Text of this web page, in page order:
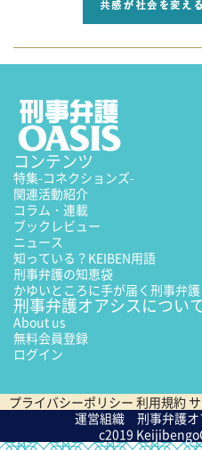
コンテンツ
特集-コネクションズ-
関連活動紹介
コラム・連載
ブックレビュー
ニュース
知っている？KEIBEN用語
刑事弁護の知恵袋
かゆいところに手が届く刑事弁護
刑事弁護オアシスについ
About us
無料会員登録
ログイン
プライバシーポリシー 利用規約
運営組織 刑事弁護オ
c2019